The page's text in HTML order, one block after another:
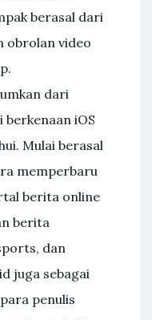
berasal dari
obrolan video
dari
iOS
Mulai berasal
memperbaru
berita online
berita
dan
juga sebagai
penulis